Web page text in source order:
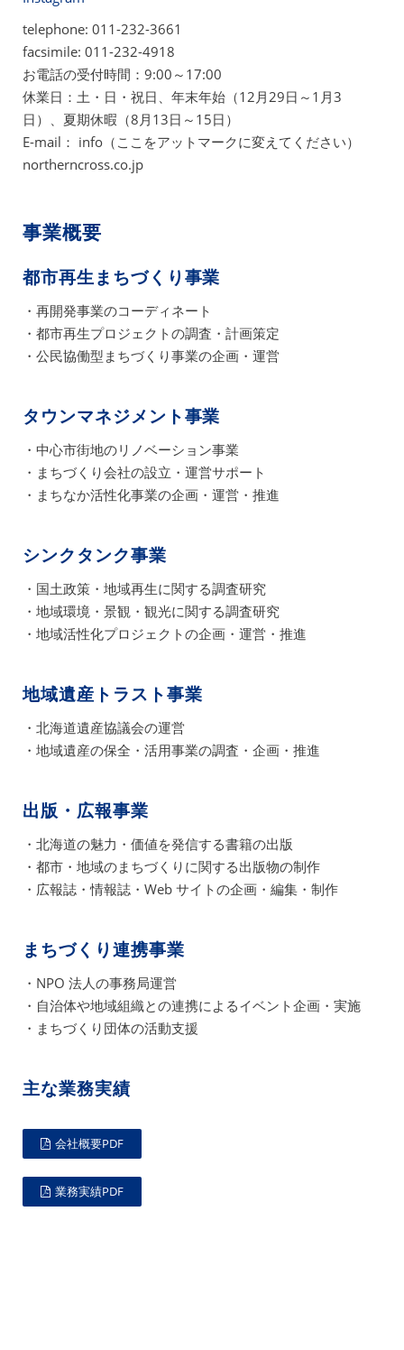
telephone: 011-232-3661
facsimile: 011-232-4918
お電話の受付時間：9:00～17:00
休業日：土・日・祝日、年末年始（12月29日～1月3
日）、夏期休暇（8月13日～15日）
E-mail： info（ここをアットマークに変えてください）
northerncross.co.jp
事業概要
都市再生まちづくり事業
・再開発事業のコーディネート
・都市再生プロジェクトの調査・計画策定
・公民協働型まちづくり事業の企画・運営
タウンマネジメント事業
・中心市街地のリノベーション事業
・まちづくり会社の設立・運営サポート
・まちなか活性化事業の企画・運営・推進
シンクタンク事業
・国土政策・地域再生に関する調査研究
・地域環境・景観・観光に関する調査研究
・地域活性化プロジェクトの企画・運営・推進
地域遺産トラスト事業
・北海道遺産協議会の運営
・地域遺産の保全・活用事業の調査・企画・推進
出版・広報事業
・北海道の魅力・価値を発信する書籍の出版
・都市・地域のまちづくりに関する出版物の制作
・広報誌・情報誌・Web サイトの企画・編集・制作
まちづくり連携事業
・NPO 法人の事務局運営
・自治体や地域組織との連携によるイベント企画・実施
・まちづくり団体の活動支援
主な業務実績
会社概要PDF
業務実績PDF